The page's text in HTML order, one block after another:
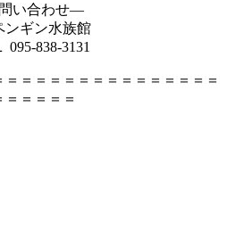
い合わせ―
ンギン水族館
095-838-3131
＝＝＝＝＝＝＝＝＝＝＝＝＝＝
＝＝＝＝＝